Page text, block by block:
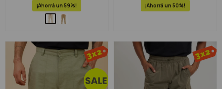
59 50